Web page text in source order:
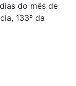
do mês de
133º da